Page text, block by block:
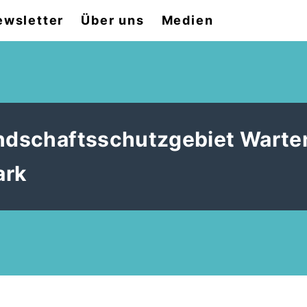
Über uns Medien